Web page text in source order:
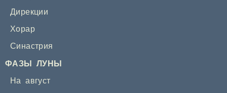
Дирекции
Хорар
Синастрия
ФАЗЫ ЛУНЫ
На август